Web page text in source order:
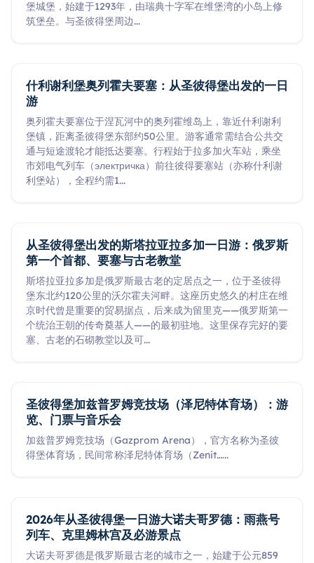
堡城堡，始建于1293年，由瑞典十字军在维堡湾的小岛上修
筑堡垒。与圣彼得堡周边...
什利谢利堡奥列霍夫要塞：从圣彼得堡出发的一日
游
奥列霍夫要塞位于涅瓦河中的奥列霍维岛上，靠近什利谢利
堡镇，距离圣彼得堡东部约50公里。游客通常需结合公共交
通与短途渡轮才能抵达要塞。行程始于拉多加火车站，乘坐
市郊电气列车（электричка）前往彼得要塞站（亦称什利谢
利堡站），全程约需1...
从圣彼得堡出发的斯塔拉亚拉多加一日游：俄罗斯
第一个首都、要塞与古老教堂
斯塔拉亚拉多加是俄罗斯最古老的定居点之一，位于圣彼得
堡东北约120公里的沃尔霍夫河畔。这座历史悠久的村庄在维
京时代曾是重要的贸易据点，后来成为留里克——俄罗斯第一
个统治王朝的传奇奠基人——的最初驻地。这里保存完好的要
塞、古老的石砌教堂以及可...
圣彼得堡加兹普罗姆竞技场（泽尼特体育场）：游
览、门票与音乐会
加兹普罗姆竞技场（Gazprom Arena），官方名称为圣彼
得堡体育场，民间常称泽尼特体育场（Zenit…...
2026年从圣彼得堡一日游大诺夫哥罗德：雨燕号
列车、克里姆林宫及必游景点
大诺夫哥罗德是俄罗斯最古老的城市之一，始建于公元859